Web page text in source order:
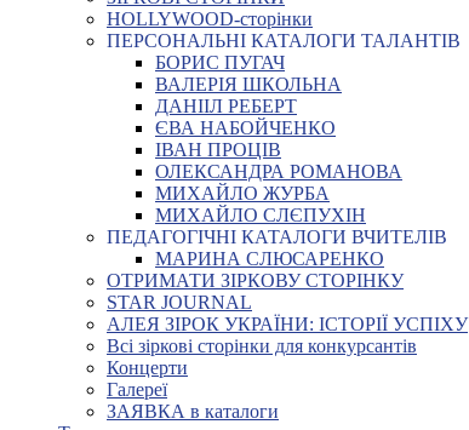
HOLLYWOOD-сторінки
ПЕРСОНАЛЬНІ КАТАЛОГИ ТАЛАНТІВ
БОРИС ПУГАЧ
ВАЛЕРІЯ ШКОЛЬНА
ДАНІІЛ РЕБЕРТ
ЄВА НАБОЙЧЕНКО
ІВАН ПРОЦІВ
ОЛЕКСАНДРА РОМАНОВА
МИХАЙЛО ЖУРБА
МИХАЙЛО СЛЄПУХІН
ПЕДАГОГІЧНІ КАТАЛОГИ ВЧИТЕЛІВ
МАРИНА СЛЮСАРЕНКО
ОТРИМАТИ ЗІРКОВУ СТОРІНКУ
STAR JOURNAL
АЛЕЯ ЗІРОК УКРАЇНИ: ІСТОРІЇ УСПІХУ
Всі зіркові сторінки для конкурсантів
Концерти
Галереї
ЗАЯВКА в каталоги